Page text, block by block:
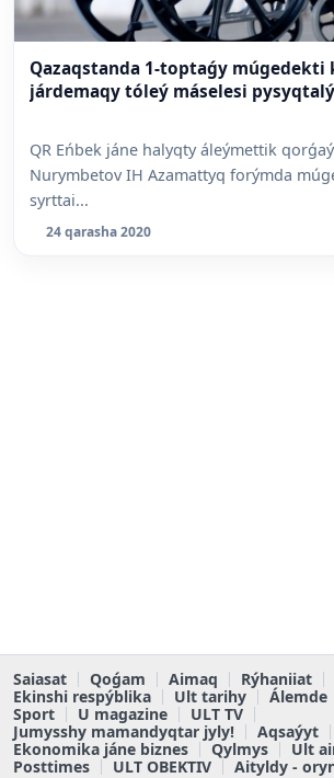
Qazaqstanda 1-toptaǵy múgedekti
járdemaqy tóleý máselesi
QR Eńbek jáne halyqty áleýmettik
Nurymbetov IH Azamattyq forýmda
syrttai...
24 qarasha 2020
Saiasat Qoǵam Aimaq Rýhaniiat
Ekinshi respýblika
Ult tarihy Álemde
Sport
U magazine
ULT TV
Jumysshy mamandyqtar jyly!
Aqsaýyt
Ekonomika jáne biznes
Qylmys
Ult
Posttimes
ULT OBEKTIV Aityldy -